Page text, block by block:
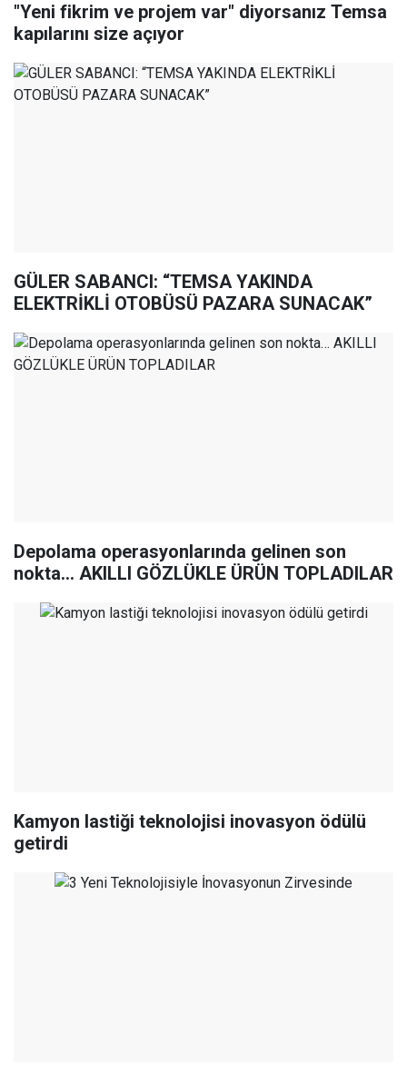
"Yeni fikrim ve projem var" diyorsanız Temsa
kapılarını size açıyor
GÜLER SABANCI: “TEMSA YAKINDA
ELEKTRİKLİ OTOBÜSÜ PAZARA SUNACAK”
Depolama operasyonlarında gelinen son
nokta… AKILLI GÖZLÜKLE ÜRÜN TOPLADILAR
Kamyon lastiği teknolojisi inovasyon ödülü
getirdi